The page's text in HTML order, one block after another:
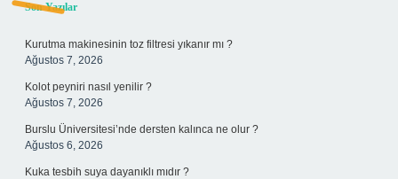
Sidebar
Son Yazılar
Kurutma makinesinin toz filtresi yıkanır mı ?
Ağustos 7, 2026
Kolot peyniri nasıl yenilir ?
Ağustos 7, 2026
Burslu Üniversitesi’nde dersten kalınca ne olur ?
Ağustos 6, 2026
Kuka tesbih suya dayanıklı mıdır ?